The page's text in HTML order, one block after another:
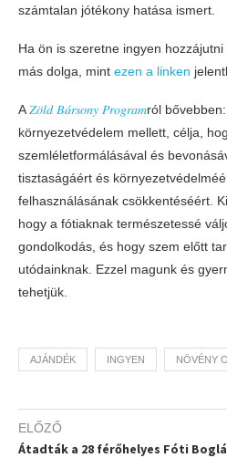
számtalan jótékony hatása ismert.
Ha ön is szeretne ingyen
más dolga, mint ezen a linken
A𝑍𝑜̈𝑙𝑑 𝐵𝑎́𝑟𝑠𝑜𝑛𝑦 𝑃𝑟𝑜𝑔𝑟𝑎𝑚ról
környezetvédelem mellett, célja,
szemléletformálásával és
tisztaságáért és
felhasználásának csökkentéséért.
hogy a fótiaknak természetessé
gondolkodás, és hogy szem előtt
utódainknak. Ezzel magunk és
tehetjük.
AJÁNDÉK INGYEN NÖVÉNY
ELŐZŐ
Átadták a 28 férőhelyes Fóti